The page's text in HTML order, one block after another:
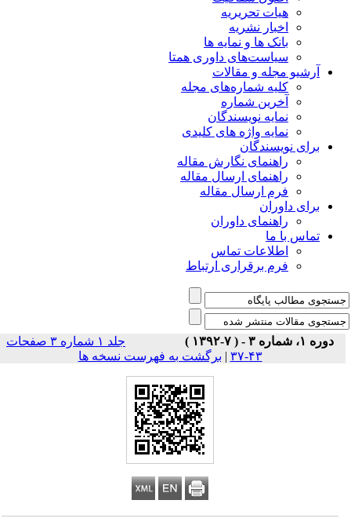
هیات تحریریه
اخبار نشریه
بانک ها و نمایه ها
سیاست‌های داوری همتا
مجله و مقالات
کلیه شماره‌های مجله
آخرین شماره
نمایه نویسندگان
نمایه واژه های کلیدی
نویسندگان
راهنمای نگارش مقاله
راهنمای ارسال مقاله
فرم ارسال مقاله
داوران
راهنمای داوران
با ما
اطلاعات تماس
فرم برقراری ارتباط
جلد ۱ شماره ۳ صفحات
برگشت به فهرست نسخه ها